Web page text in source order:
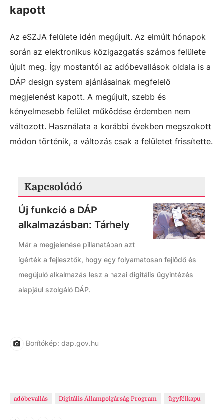
kapott
Az eSZJA felülete idén megújult. Az elmúlt hónapok
során az elektronikus közigazgatás számos felülete
újult meg. Így mostantól az adóbevallások oldala is a
DÁP design system ajánlásainak megfelelő
megjelenést kapott. A megújult, szebb és
kényelmesebb felület működése érdemben nem
változott. Használata a korábbi években megszokott
módon történik, a változás csak a felületet frissítette.
Kapcsolódó
Új funkció a DÁP
alkalmazásban: Tárhely
Már a megjelenése pillanatában azt
ígérték a fejlesztők, hogy egy folyamatosan fejlődő és
megújuló alkalmazás lesz a hazai digitális ügyintézés
alapjául szolgáló DÁP.
Borítókép: dap.gov.hu
adóbevallás Digitális Állampolgárság Program ügyfélkapu